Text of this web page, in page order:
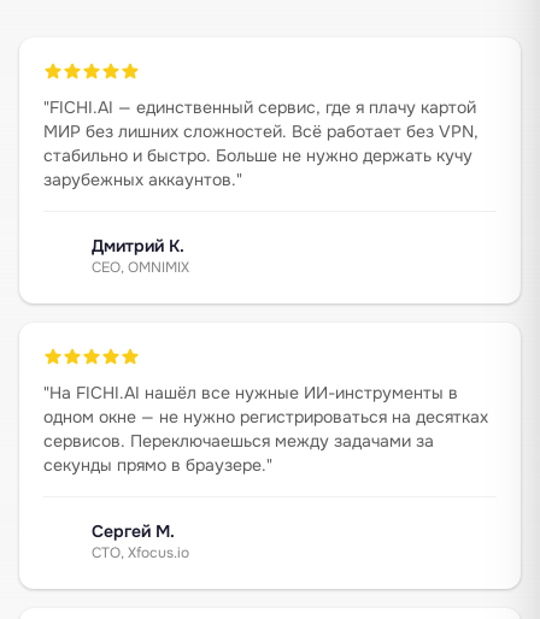
"FICHI.AI — единственный сервис, где я плачу картой
МИР без лишних сложностей. Всё работает без VPN,
стабильно и быстро. Больше не нужно держать кучу
зарубежных аккаунтов."
Дмитрий К.
CEO, OMNIMIX
"На FICHI.AI нашёл все нужные ИИ-инструменты в
одном окне — не нужно регистрироваться на десятках
сервисов. Переключаешься между задачами за
секунды прямо в браузере."
Сергей М.
CTO, Xfocus.io